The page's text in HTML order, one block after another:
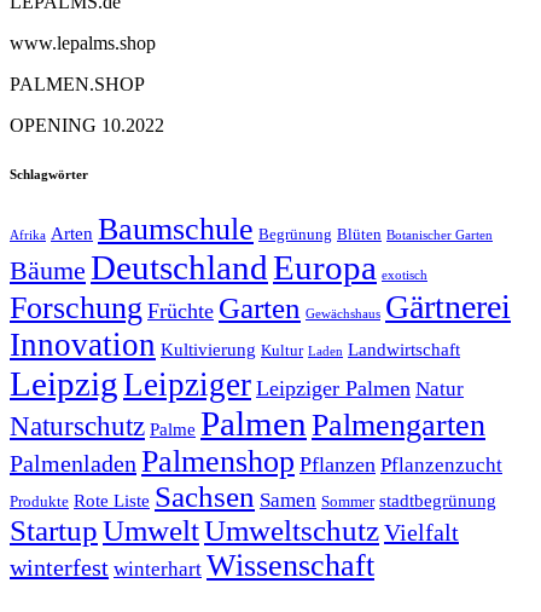
www.lepalms.shop
PALMEN.SHOP
OPENING 10.2022
Schlagwörter
Afrika Arten Baumschule Begrünung Blüten Botanischer Garten
Bäume DeutschlandEuropa exotisch
Forschung Früchte Garten Gewächshaus Gärtnerei
Innovation Kultivierung Kultur Laden Landwirtschaft
LeipzigLeipziger Leipziger Palmen Natur
Naturschutz Palme Palmen Palmengarten
Palmenladen Palmenshop Pflanzen Pflanzenzucht
Produkte Rote Liste Sachsen Samen Sommer stadtbegrünung
StartupUmweltUmweltschutzVielfalt
winterfest winterhart Wissenschaft